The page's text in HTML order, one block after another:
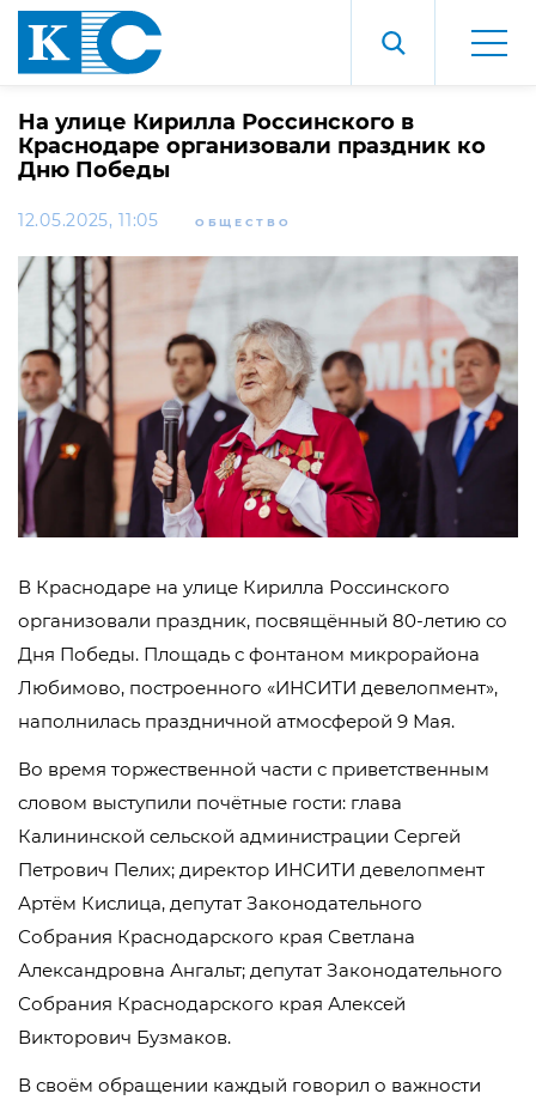
На улице Кирилла Россинского в
Краснодаре организовали праздник ко
Дню Победы
12.05.2025, 11:05 ОБЩЕСТВО
В Краснодаре на улице Кирилла Россинского
организовали праздник, посвящённый 80-летию со
Дня Победы. Площадь с фонтаном микрорайона
Любимово, построенного «ИНСИТИ девелопмент»,
наполнилась праздничной атмосферой 9 Мая.
Во время торжественной части с приветственным
словом выступили почётные гости: глава
Калининской сельской администрации Сергей
Петрович Пелих; директор ИНСИТИ девелопмент
Артём Кислица, депутат Законодательного
Собрания Краснодарского края Светлана
Александровна Ангальт; депутат Законодательного
Собрания Краснодарского края Алексей
Викторович Бузмаков.
В своём обращении каждый говорил о важности